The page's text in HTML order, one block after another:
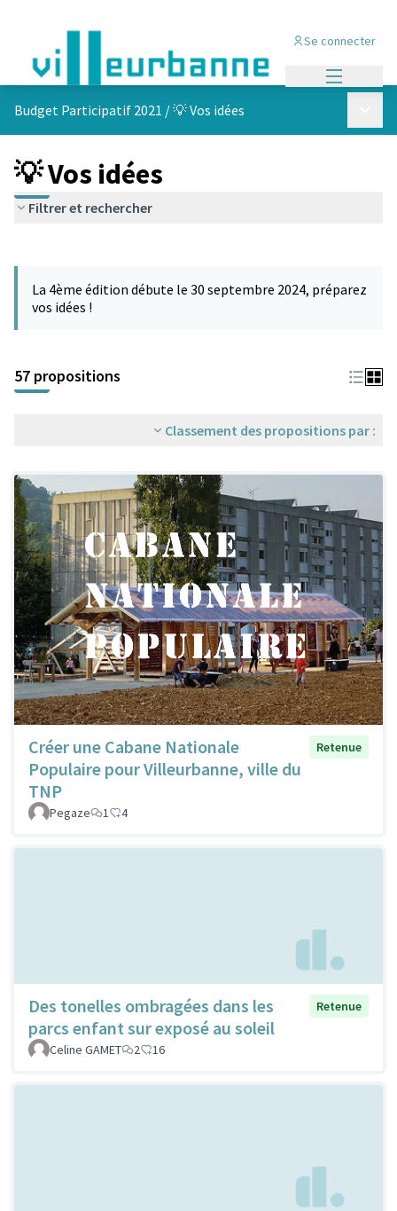
Se connecter
Budget Participatif 2021 /💡 Vos idées
💡 Vos idées
Filtrer et rechercher
La 4ème édition débute le 30 septembre 2024, préparez
vos idées !
57 propositions
Classement des propositions par :
Créer une Cabane Nationale
Populaire pour Villeurbanne, ville du
TNP
Retenue
Pegaze 1 4
Des tonelles ombragées dans les
parcs enfant sur exposé au soleil
Retenue
Celine GAMET 2 16